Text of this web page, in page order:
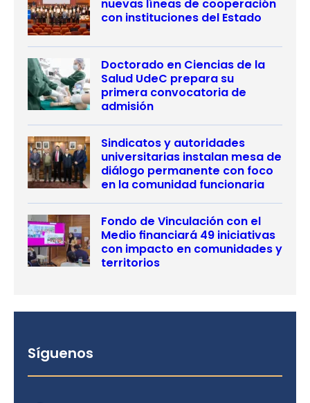
nuevas líneas de cooperación
con instituciones del Estado
Doctorado en Ciencias de la
Salud UdeC prepara su
primera convocatoria de
admisión
Sindicatos y autoridades
universitarias instalan mesa de
diálogo permanente con foco
en la comunidad funcionaria
Fondo de Vinculación con el
Medio financiará 49 iniciativas
con impacto en comunidades y
territorios
Síguenos